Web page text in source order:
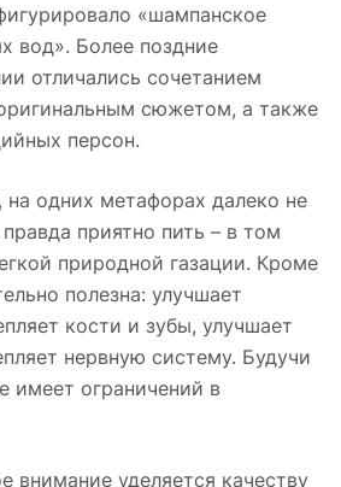
«шампанское
вод». Более поздние
отличались сочетанием
сюжетом, а также
персон.
одних метафорах далеко не
приятно пить – в том
природной газации. Кроме
полезна: улучшает
кости и зубы, улучшает
нервную систему. Будучи
имеет ограничений в
внимание уделяется качеству